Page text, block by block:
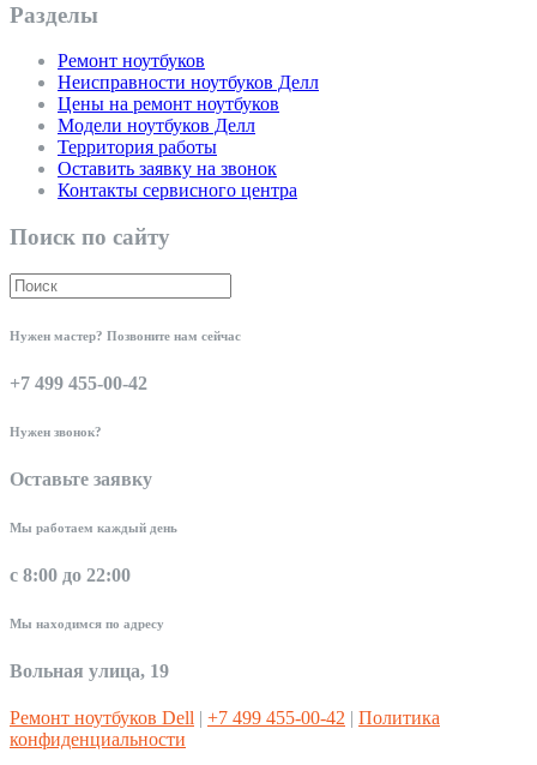
Разделы
Ремонт ноутбуков
Неисправности ноутбуков Делл
Цены на ремонт ноутбуков
Модели ноутбуков Делл
Территория работы
Оставить заявку на звонок
Контакты сервисного центра
Поиск по сайту
Нужен мастер? Позвоните нам сейчас
+7 499 455-00-42
Нужен звонок?
Оставьте заявку
Мы работаем каждый день
с 8:00 до 22:00
Мы находимся по адресу
Вольная улица, 19
Ремонт ноутбуков Dell | +7 499 455-00-42 | Политика
конфиденциальности